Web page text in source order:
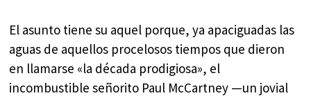
El asunto tiene su aquel porque, ya apaciguadas las
aguas de aquellos procelosos tiempos que dieron
en llamarse «la década prodigiosa», el
incombustible señorito Paul McCartney —un jovial